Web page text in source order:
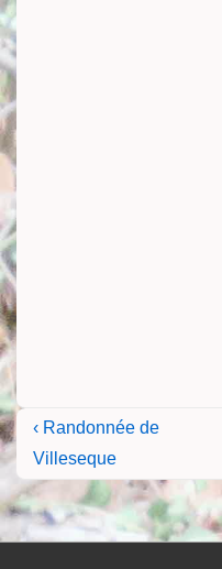
Navigation
de
l’article
Previous
Post
is
‹ Randonnée de
Villeseque